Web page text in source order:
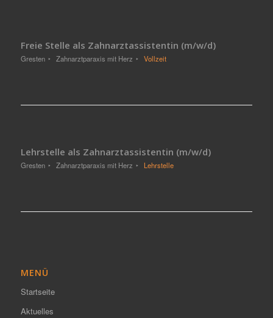
Freie Stelle als Zahnarztassistentin (m/w/d)
Gresten Zahnarztparaxis mit Herz Vollzeit
Lehrstelle als Zahnarztassistentin (m/w/d)
Gresten Zahnarztparaxis mit Herz Lehrstelle
MENÜ
Startseite
Aktuelles